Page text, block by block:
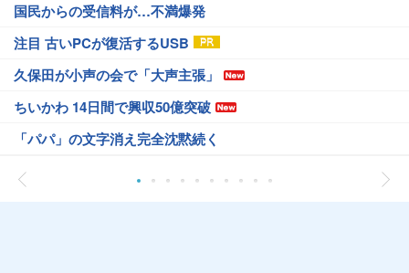
国民からの受信料が…不満爆発
注目 古いPCが復活するUSB
久保田が小声の会で「大声主張」
ちいかわ 14日間で興収50億突破
「パパ」の文字消え完全沈黙続く